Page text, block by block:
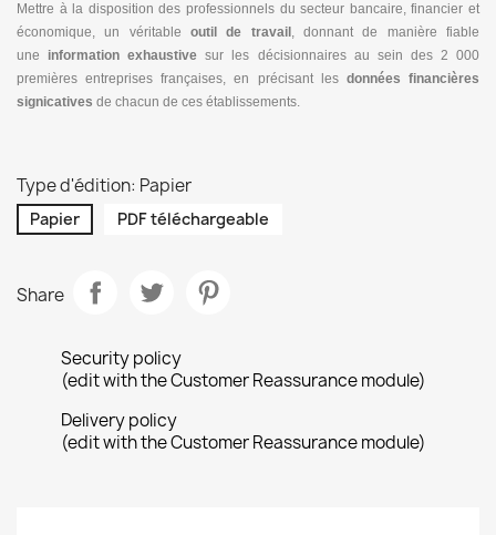
Mettre à la disposition des professionnels du secteur bancaire, financier et
économique, un véritable outil de travail , donnant de manière fiable
une information exhaustive sur les décisionnaires au sein des 2 000
premières entreprises françaises, en précisant les données financières
signicatives de chacun de ces établissements.
Type d'édition: Papier
Papier PDF téléchargeable
Share
Security policy
(edit with the Customer Reassurance module)
Delivery policy
(edit with the Customer Reassurance module)